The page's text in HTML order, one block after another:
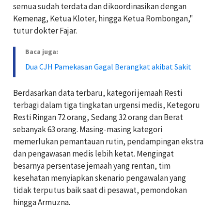
semua sudah terdata dan dikoordinasikan dengan
Kemenag, Ketua Kloter, hingga Ketua Rombongan,"
tutur dokter Fajar.
Baca juga:
Dua CJH Pamekasan Gagal Berangkat akibat Sakit
Berdasarkan data terbaru, kategori jemaah Resti
terbagi dalam tiga tingkatan urgensi medis, Ketegoru
Resti Ringan 72 orang, Sedang 32 orang dan Berat
sebanyak 63 orang. Masing-masing kategori
memerlukan pemantauan rutin, pendampingan ekstra
dan pengawasan medis lebih ketat. Mengingat
besarnya persentase jemaah yang rentan, tim
kesehatan menyiapkan skenario pengawalan yang
tidak terputus baik saat di pesawat, pemondokan
hingga Armuzna.